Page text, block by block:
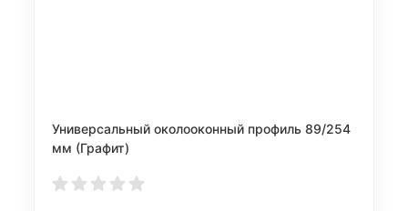
Универсальный околооконный профиль 89/254
мм (Графит)